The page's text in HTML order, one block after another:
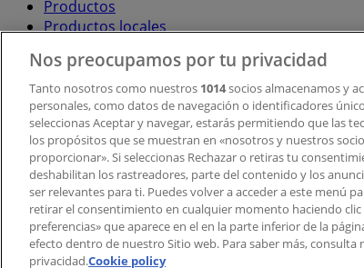
Productos
Productos locales
Descargar la APP Tiendeo
Copyright © Tiendeo ® 2026 · Shopfully Marketing
Términos y condicionesPolítica de privacidad
Nos preocupamos por tu privacidad
Tanto nosotros como nuestros 1014socios almacenamos y
personales, como datos de navegación o identificadores
seleccionas Aceptar y navegar, estarás permitiendo que las
los propósitos que se muestran en «nosotros y nuestros
proporcionar». Si seleccionas Rechazar o retiras tu
deshabilitan los rastreadores, parte del contenido y los
ser relevantes para ti. Puedes volver a acceder a este menú
retirar el consentimiento en cualquier momento haciendo clic
preferencias» que aparece en el en la parte inferior de la
efecto dentro de nuestro Sitio web. Para saber más, consulta
privacidad.Cookie policy